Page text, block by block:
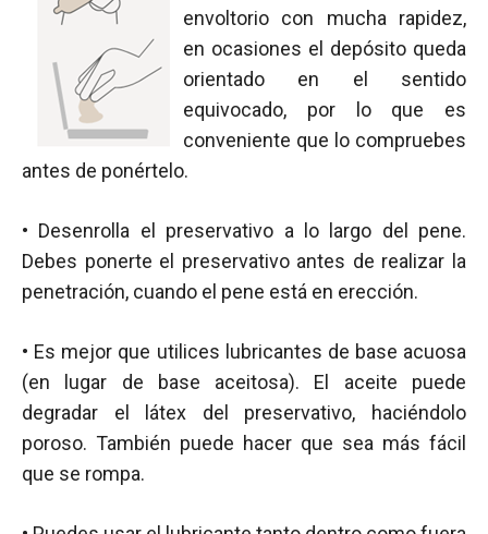
envoltorio con mucha rapidez,
en ocasiones el depósito queda
orientado en el sentido
equivocado, por lo que es
conveniente que lo compruebes
antes de ponértelo.
• Desenrolla el preservativo a lo largo del pene.
Debes ponerte el preservativo antes de realizar la
penetración, cuando el pene está en erección.
• Es mejor que utilices lubricantes de base acuosa
(en lugar de base aceitosa). El aceite puede
degradar el látex del preservativo, haciéndolo
poroso. También puede hacer que sea más fácil
que se rompa.